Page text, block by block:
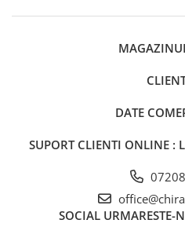
DATE
SUPORT CLIENTI ONLINE :
SOCIAL URMARESTE-